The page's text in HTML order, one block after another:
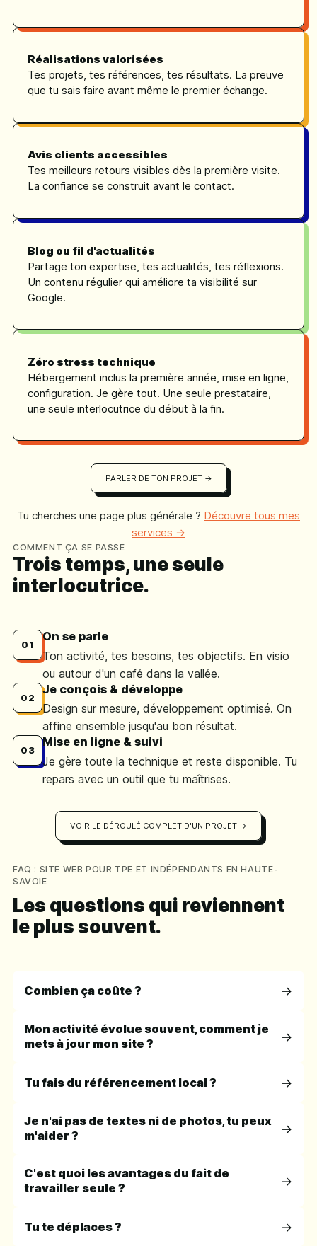
Réalisations valorisées
Tes projets, tes références, tes résultats. La preuve
que tu sais faire avant même le premier échange.
Avis clients accessibles
Tes meilleurs retours visibles dès la première visite.
La confiance se construit avant le contact.
Blog ou fil d'actualités
Partage ton expertise, tes actualités, tes réflexions.
Un contenu régulier qui améliore ta visibilité sur
Google.
Zéro stress technique
Hébergement inclus la première année, mise en ligne,
configuration. Je gère tout. Une seule prestataire,
une seule interlocutrice du début à la fin.
PARLER DE TON PROJET →
Tu cherches une page plus générale ? Découvre tous mes
services →
COMMENT ÇA SE PASSE
Trois temps, une seule
interlocutrice.
01
On se parle
Ton activité, tes besoins, tes objectifs. En visio
ou autour d'un café dans la vallée.
02
Je conçois & développe
Design sur mesure, développement optimisé. On
affine ensemble jusqu'au bon résultat.
03
Mise en ligne & suivi
Je gère toute la technique et reste disponible. Tu
repars avec un outil que tu maîtrises.
VOIR LE DÉROULÉ COMPLET D'UN PROJET →
FAQ : SITE WEB POUR TPE ET INDÉPENDANTS EN HAUTE-
SAVOIE
Les questions qui reviennent
le plus souvent.
Combien ça coûte ?
Mon activité évolue souvent, comment je
mets à jour mon site ?
Tu fais du référencement local ?
Je n'ai pas de textes ni de photos, tu peux
m'aider ?
C'est quoi les avantages du fait de
travailler seule ?
Tu te déplaces ?